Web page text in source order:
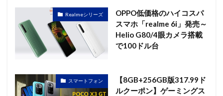
Realmeシリーズ
OPPO低価格のハイコスパ
スマホ「realme 6i」発売～
Helio G80/4眼カメラ搭載
で100ドル台
スマートフォン
【8GB+256GB版317.99ド
ルクーポン】ゲーミングス